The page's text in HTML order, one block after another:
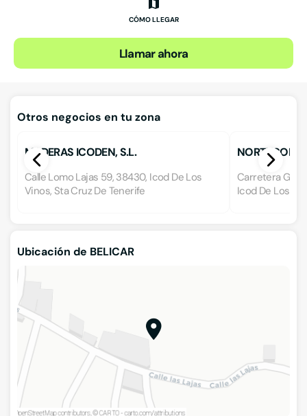
CÓMO LLEGAR
Llamar ahora
Otros negocios en tu zona
MADERAS ICODEN, S.L.
Calle Lomo Lajas 59, 38430, Icod De Los
Vinos, Sta Cruz De Tenerife
NORTYCOD
Carretera
Icod De Los
Ubicación de BELICAR